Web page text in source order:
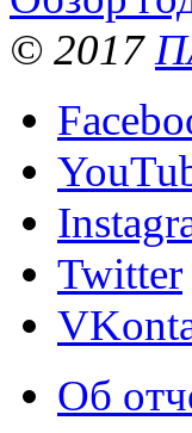
© 2017
Twitter
Об